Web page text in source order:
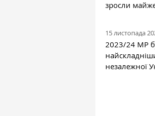
зросли
15 листопада
2023/24 МР
незалежної